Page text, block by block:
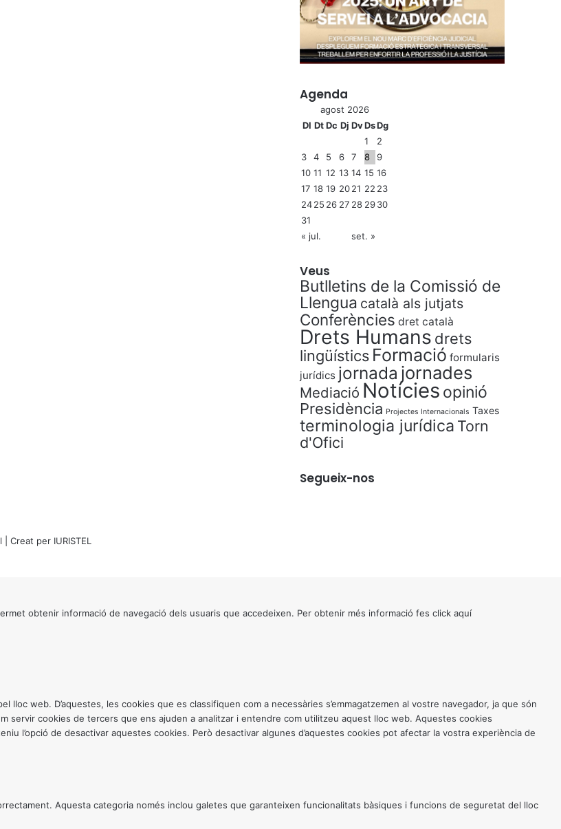
Agenda
agost 2026
Dl Dt Dc Dj DvDsDg
1
2
3
4 5 6 7 8
9
10 11 12 13 14 15 16
17 18 19 2021 22 23
2425 26 27 28 2930
31
« jul.
set. »
Veus
Butlletins de la Comissió de
Llengua català als jutjats
Conferències dret català
Drets Humans drets
lingüístics Formació formularis
jurídics jornada jornades
Mediació Notícies opinió
Presidència Projectes Internacionals Taxes
terminologia jurídica Torn
d'Ofici
Segueix-nos
| Creat per IURISTEL
obtenir informació de navegació dels usuaris que accedeixen. Per obtenir més informació fes click aquí
web. D’aquestes, les cookies que es classifiquen com a necessàries s’emmagatzemen al vostre navegador, ja que són
servir cookies de tercers que ens ajuden a analitzar i entendre com utilitzeu aquest lloc web. Aquestes cookies
l’opció de desactivar aquestes cookies. Però desactivar algunes d’aquestes cookies pot afectar la vostra experiència de
Aquesta categoria només inclou galetes que garanteixen funcionalitats bàsiques i funcions de seguretat del lloc